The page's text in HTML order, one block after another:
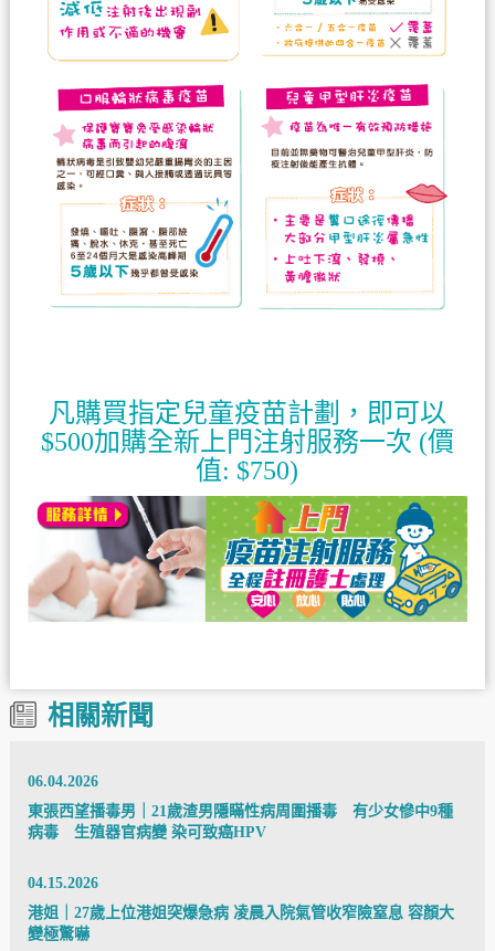
凡購買指定兒童疫苗計劃，即可以
$500加購全新上門注射服務一次 (價
值: $750)
相關新聞
06.04.2026
東張西望播毒男｜21歲渣男隱瞞性病周圍播毒 有少女慘中9種
病毒 生殖器官病變 染可致癌HPV
04.15.2026
港姐｜27歲上位港姐突爆急病 凌晨入院氣管收窄險窒息 容顏大
變極驚嚇